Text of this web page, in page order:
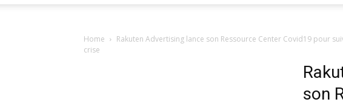
Home
Rakuten Advertising lance son Ressource Center Covid19 pour
crise
son